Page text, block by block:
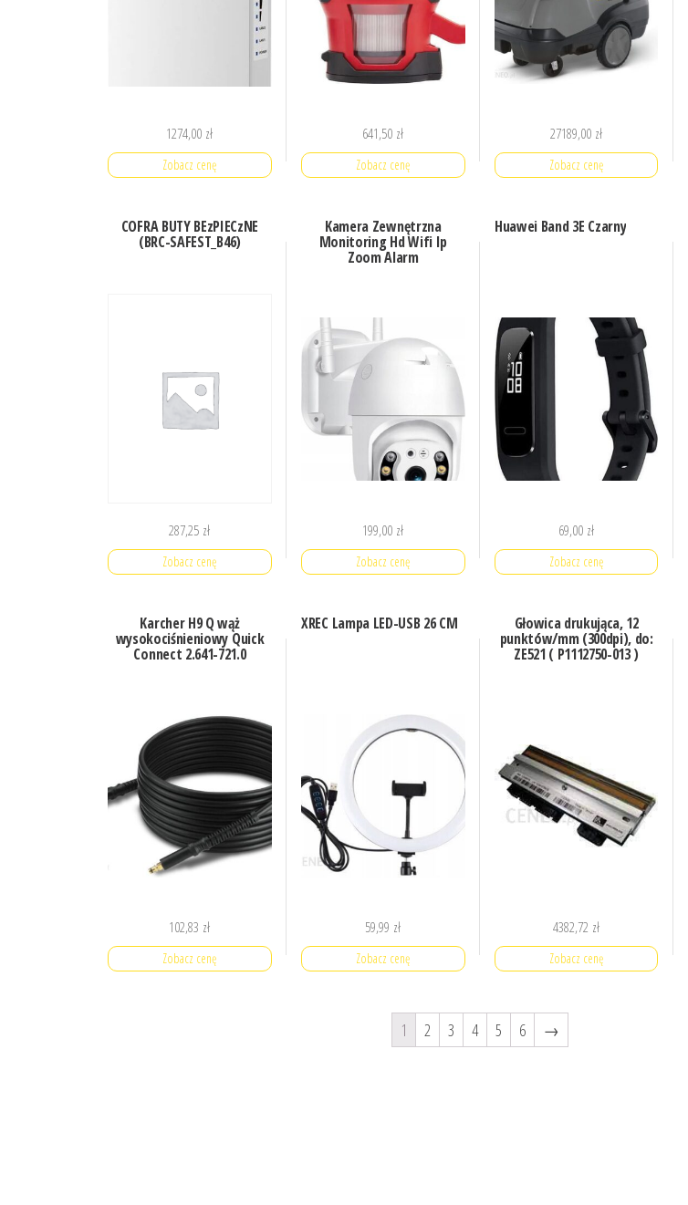
1274,00 zł
Zobacz cenę
641,50 zł
Zobacz cenę
27189,00 zł
Zobacz cenę
COFRA BUTY BEzPIECzNE
(BRC-SAFEST_B46)
287,25 zł
Zobacz cenę
Kamera Zewnętrzna
Monitoring Hd Wifi Ip
Zoom Alarm
199,00 zł
Zobacz cenę
Huawei Band 3E Czarny
69,00 zł
Zobacz cenę
Karcher H9 Q wąż
wysokociśnieniowy Quick
Connect 2.641-721.0
102,83 zł
Zobacz cenę
XREC Lampa LED-USB 26 CM
59,99 zł
Zobacz cenę
Głowica drukująca, 12
punktów/mm (300dpi), do:
ZE521 ( P1112750-013 )
4382,72 zł
Zobacz cenę
1 2 3 4 5 6 →